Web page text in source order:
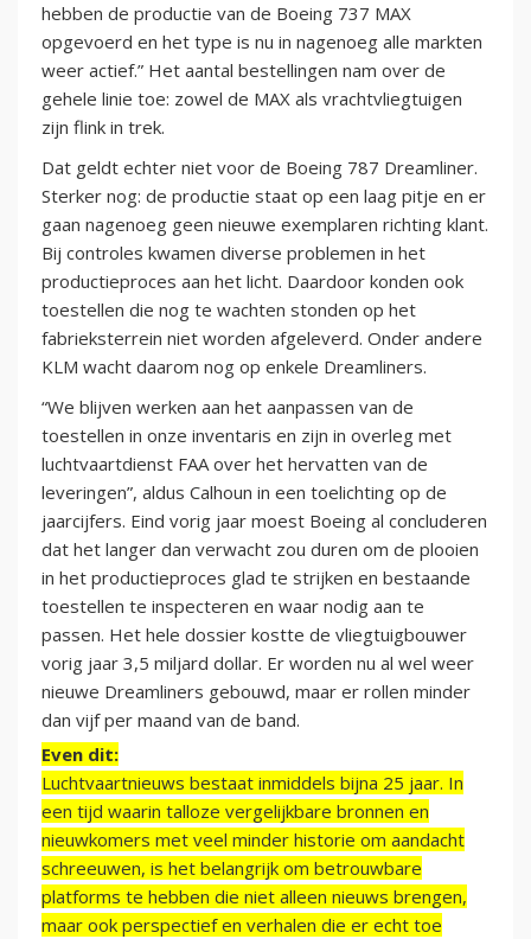
hebben de productie van de Boeing 737 MAX
opgevoerd en het type is nu in nagenoeg alle markten
weer actief.” Het aantal bestellingen nam over de
gehele linie toe: zowel de MAX als vrachtvliegtuigen
zijn flink in trek.
Dat geldt echter niet voor de Boeing 787 Dreamliner.
Sterker nog: de productie staat op een laag pitje en er
gaan nagenoeg geen nieuwe exemplaren richting klant.
Bij controles kwamen diverse problemen in het
productieproces aan het licht. Daardoor konden ook
toestellen die nog te wachten stonden op het
fabrieksterrein niet worden afgeleverd. Onder andere
KLM wacht daarom nog op enkele Dreamliners.
“We blijven werken aan het aanpassen van de
toestellen in onze inventaris en zijn in overleg met
luchtvaartdienst FAA over het hervatten van de
leveringen”, aldus Calhoun in een toelichting op de
jaarcijfers. Eind vorig jaar moest Boeing al concluderen
dat het langer dan verwacht zou duren om de plooien
in het productieproces glad te strijken en bestaande
toestellen te inspecteren en waar nodig aan te
passen. Het hele dossier kostte de vliegtuigbouwer
vorig jaar 3,5 miljard dollar. Er worden nu al wel weer
nieuwe Dreamliners gebouwd, maar er rollen minder
dan vijf per maand van de band.
Even dit:
Luchtvaartnieuws bestaat inmiddels bijna 25 jaar. In
een tijd waarin talloze vergelijkbare bronnen en
nieuwkomers met veel minder historie om aandacht
schreeuwen, is het belangrijk om betrouwbare
platforms te hebben die niet alleen nieuws brengen,
maar ook perspectief en verhalen die er echt toe